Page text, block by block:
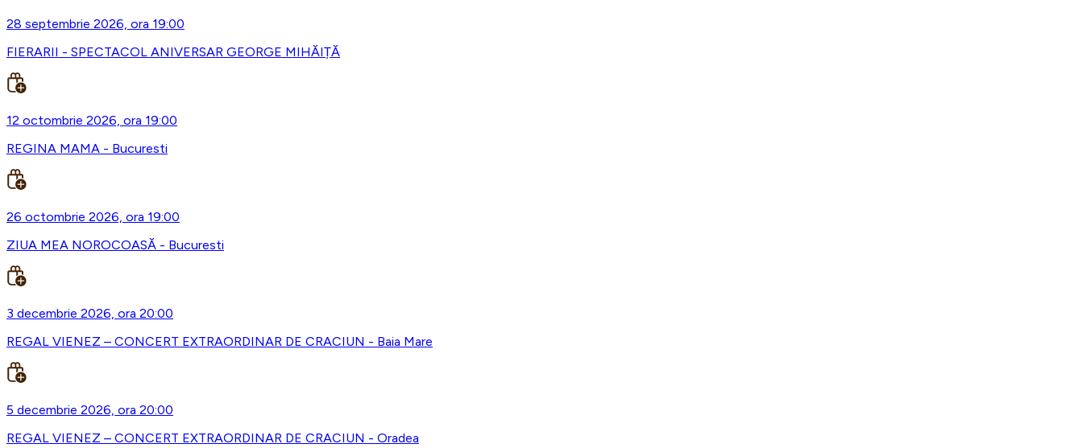
28 septembrie 2026, ora 19:00
FIERARII - SPECTACOL ANIVERSAR GEORGE MIHĂIȚĂ
12 octombrie 2026, ora 19:00
REGINA MAMA - Bucuresti
26 octombrie 2026, ora 19:00
ZIUA MEA NOROCOASĂ - Bucuresti
3 decembrie 2026, ora 20:00
REGAL VIENEZ – CONCERT EXTRAORDINAR DE CRACIUN - Baia Mare
5 decembrie 2026, ora 20:00
REGAL VIENEZ – CONCERT EXTRAORDINAR DE CRACIUN - Oradea